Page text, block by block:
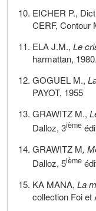
EICHER P.,
CERF, Contour
ELA J.M.,Le
harmattan, 1980.
GOGUEL M.,
PAYOT, 1955
GRAWITZ M.,
Dalloz, 3ième
GRAWITZ M,
Dalloz, 5ième
KA MANA,La
collection Foi et